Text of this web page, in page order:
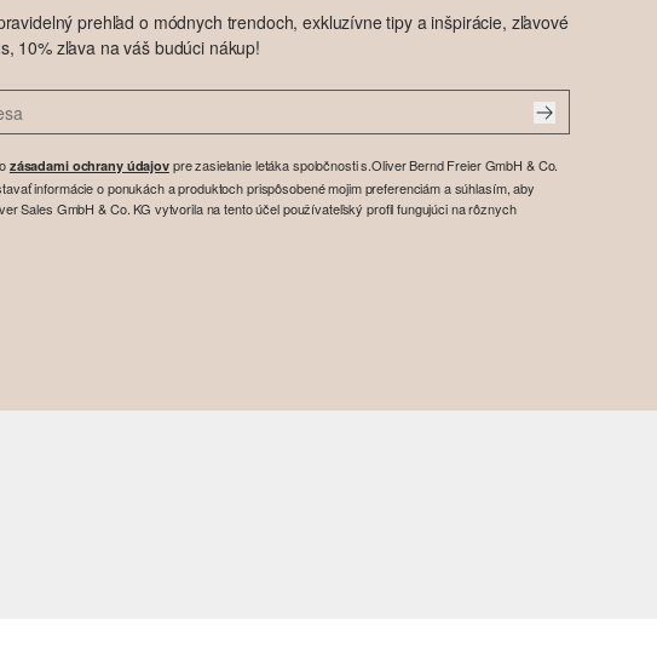
prehľad o módnych trendoch, exkluzívne tipy a inšpirácie, zľavové
10% zľava na váš budúci nákup!
zásadami ochrany údajovpre zasielanie letáka spoločnosti s.Oliver Bernd Freier GmbH & Co.
informácie o ponukách a produktoch prispôsobené mojim preferenciám a súhlasím, aby
Sales GmbH & Co. KG vytvorila na tento účel používateľský profil fungujúci na rôznych